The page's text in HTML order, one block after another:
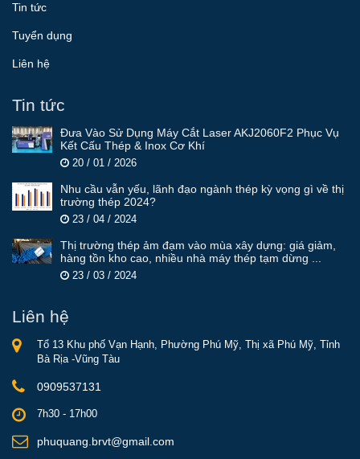
Tin tức
Tuyển dụng
Liên hệ
Tin tức
Đưa Vào Sử Dụng Máy Cắt Laser AKJ2060F2 Phục Vụ
Kết Cấu Thép & Inox Cơ Khí
20 / 01 / 2026
Nhu cầu vẫn yếu, lãnh đạo ngành thép kỳ vọng gì về thị
trường thép 2024?
23 / 04 / 2024
Thị trường thép ảm đạm vào mùa xây dựng: giá giảm,
hàng tồn kho cao, nhiều nhà máy thép tạm dừng ...
23 / 03 / 2024
Liên hệ
Tổ 13 Khu phố Vạn Hạnh, Phường Phú Mỹ, Thị xã Phú Mỹ, Tỉnh
Bà Rịa -Vũng Tàu
0909537131
7h30 - 17h00
phuquang.brvt@gmail.com